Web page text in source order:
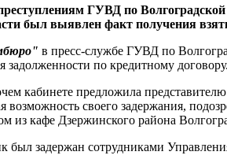
ГУВД по
был выявлен факт получения
в пресс-службе ГУВД по
задолженности по кредитному
кабинете предложила
возможность своего задержания,
из кафе Дзержинского района
был задержан сотрудниками